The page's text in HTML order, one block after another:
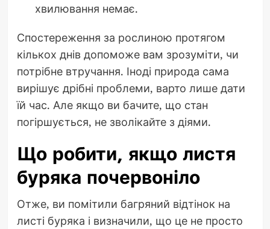
хвилювання немає.
Спостереження за рослиною протягом
кількох днів допоможе вам зрозуміти, чи
потрібне втручання. Іноді природа сама
вирішує дрібні проблеми, варто лише дати
їй час. Але якщо ви бачите, що стан
погіршується, не зволікайте з діями.
Що робити, якщо листя
буряка почервоніло
Отже, ви помітили багряний відтінок на
листі буряка і визначили, що це не просто